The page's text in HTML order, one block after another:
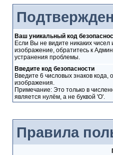
Ваш уникальный код
Если Вы не видите никаких чисел
изображение, обратитесь к
устранения проблемы.
Введите код безопасности
Введите 6 числовых знаков
изображения.
Примечание: Это только в
является нулём, а не буквой 'O'.
Правила